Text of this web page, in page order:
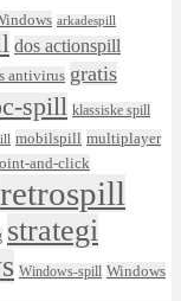
arkadespill
dos actionspill
antivirus gratis
spill klassiske spill
mobilspill multiplayer
and-click
retrospill
strategi
Windows-spill Windows